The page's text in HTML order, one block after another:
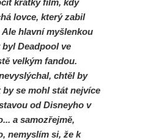
lovce, který zabil
hlavní myšlenkou
Deadpool ve
velkým fandou.
chtěl by
se mohl stát nejvíce
od Disneyho v
a samozřejmě,
nemyslím si, že k